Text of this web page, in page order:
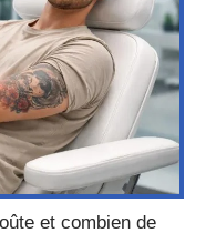
et combien de